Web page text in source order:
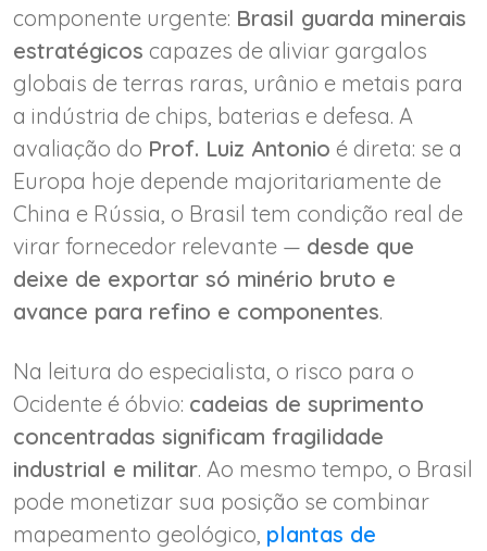
componente urgente: Brasil guarda minerais
estratégicos capazes de aliviar gargalos
globais de terras raras, urânio e metais para
a indústria de chips, baterias e defesa. A
avaliação do Prof. Luiz Antonio é direta: se a
Europa hoje depende majoritariamente de
China e Rússia, o Brasil tem condição real de
virar fornecedor relevante — desde que
deixe de exportar só minério bruto e
avance para refino e componentes.
Na leitura do especialista, o risco para o
Ocidente é óbvio: cadeias de suprimento
concentradas significam fragilidade
industrial e militar. Ao mesmo tempo, o Brasil
pode monetizar sua posição se combinar
mapeamento geológico, plantas de